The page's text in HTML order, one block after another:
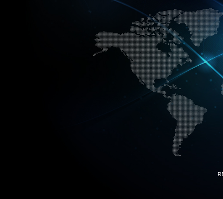
Enseigne publicitaire
Fabriquant et distributeur français
gamme à base de LED.
led, Topledworld, top led world, top
économie énergie, edf, lumière,